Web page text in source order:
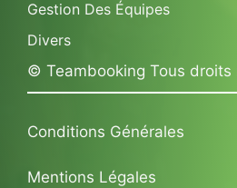
Gestion Des Équipes
Divers
© Teambooking Tous droits
Conditions Générales
Mentions Légales